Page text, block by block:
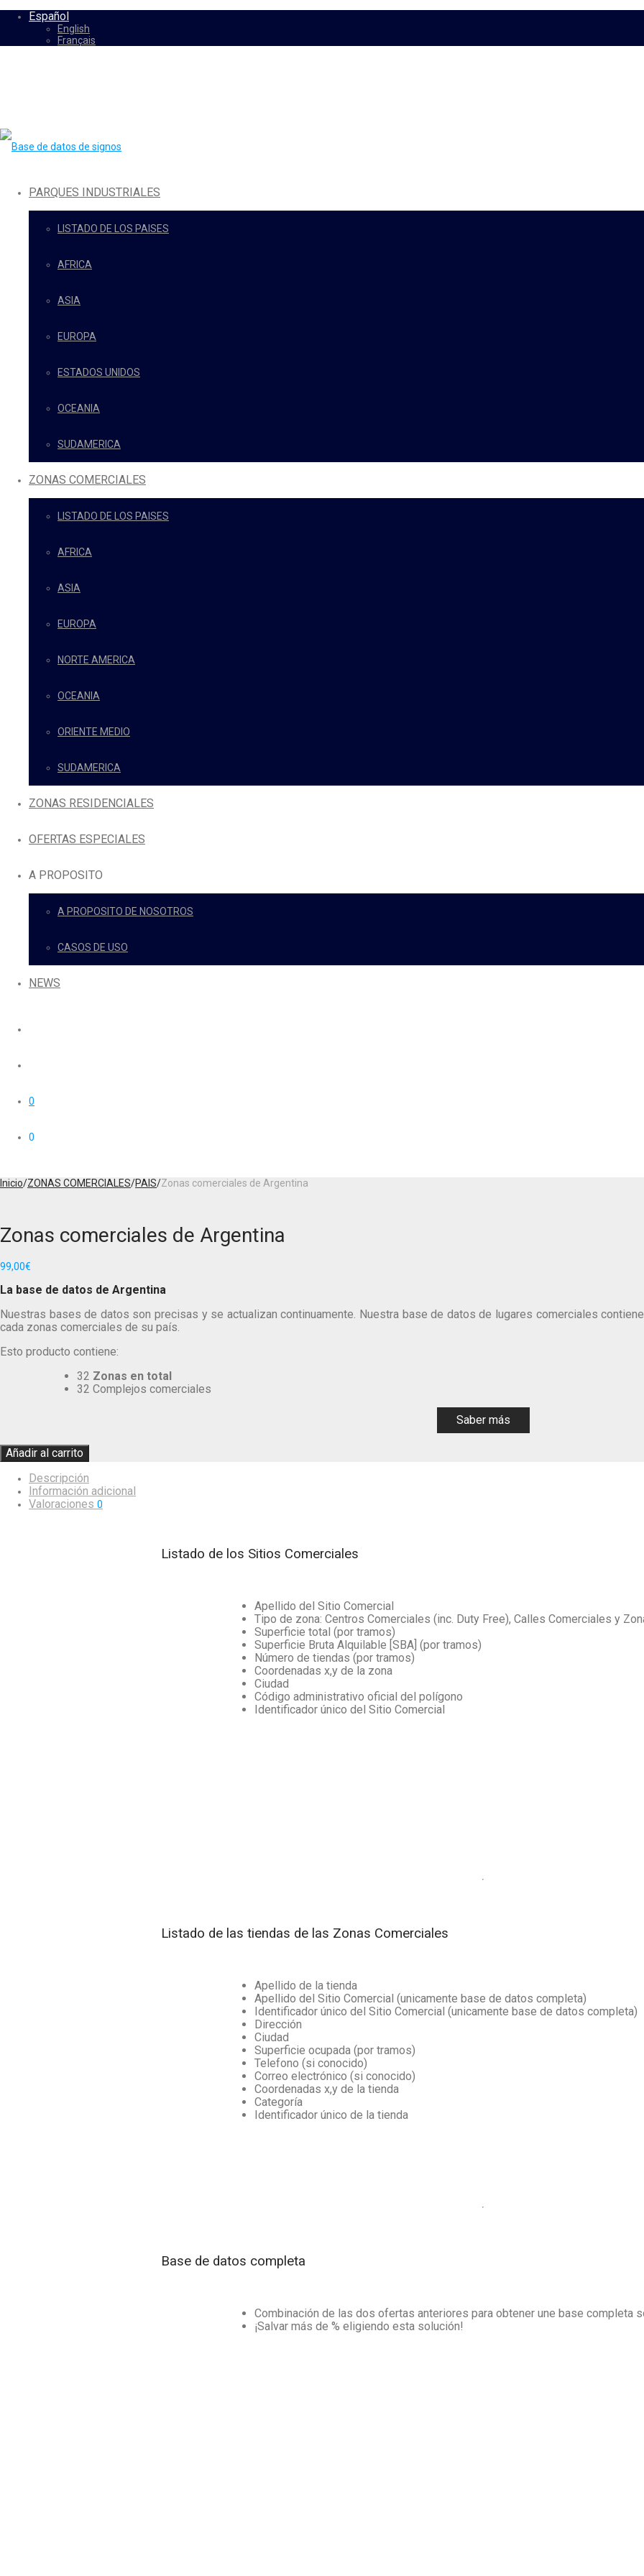
Español
English
Français
PARQUES INDUSTRIALES
LISTADO DE LOS PAISES
AFRICA
ASIA
EUROPA
ESTADOS UNIDOS
OCEANIA
SUDAMERICA
ZONAS COMERCIALES
LISTADO DE LOS PAISES
AFRICA
ASIA
EUROPA
NORTE AMERICA
OCEANIA
ORIENTE MEDIO
SUDAMERICA
ZONAS RESIDENCIALES
OFERTAS ESPECIALES
A PROPOSITO
A PROPOSITO DE NOSOTROS
CASOS DE USO
NEWS
0
0
Inicio/ZONAS COMERCIALES/PAIS/Zonas comerciales de Argentina
Zonas comerciales de Argentina
99,00€
La base de datos de Argentina
Nuestras bases de datos son precisas y se actualizan continuamente. Nuestra base de datos de lugares comerciales
cada zonas comerciales de su país.
Esto producto contiene:
32 Zonas en total
32 Complejos comerciales
Saber más
Añadir al carrito
Descripción
Información adicional
Valoraciones 0
Listado de los Sitios Comerciales
Apellido del Sitio Comercial
Tipo de zona: Centros Comerciales (inc. Duty Free), Calles Comerciales y
Superficie total (por tramos)
Superficie Bruta Alquilable [SBA] (por tramos)
Número de tiendas (por tramos)
Coordenadas x,y de la zona
Ciudad
Código administrativo oficial del polígono
Identificador único del Sitio Comercial
Listado de las tiendas de las Zonas Comerciales
Apellido de la tienda
Apellido del Sitio Comercial (unicamente base de datos completa)
Identificador único del Sitio Comercial (unicamente base de datos completa)
Dirección
Ciudad
Superficie ocupada (por tramos)
Telefono (si conocido)
Correo electrónico (si conocido)
Coordenadas x,y de la tienda
Categoría
Identificador único de la tienda
Base de datos completa
Combinación de las dos ofertas anteriores para obtener une base completa
¡Salvar más de % eligiendo esta solución!